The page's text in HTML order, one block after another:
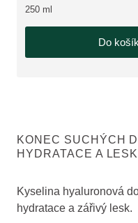
250 ml
Do
KONEC SUCHÝCH
HYDRATACE A LESK
Kyselina hyaluronová
hydratace a zářivý lesk.